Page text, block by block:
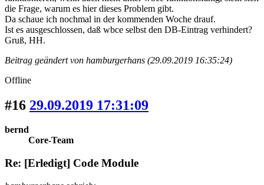
die Frage, warum es hier dieses Problem gibt.
Da schaue ich nochmal in der kommenden Woche drauf.
Ist es ausgeschlossen, daß wbce selbst den DB-Eintrag verhindert?
Gruß, HH.
Beitrag geändert von hamburgerhans (29.09.2019 16:35:24)
Offline
#16 29.09.2019 17:31:09
bernd
Core-Team
Re: [Erledigt] Code Module